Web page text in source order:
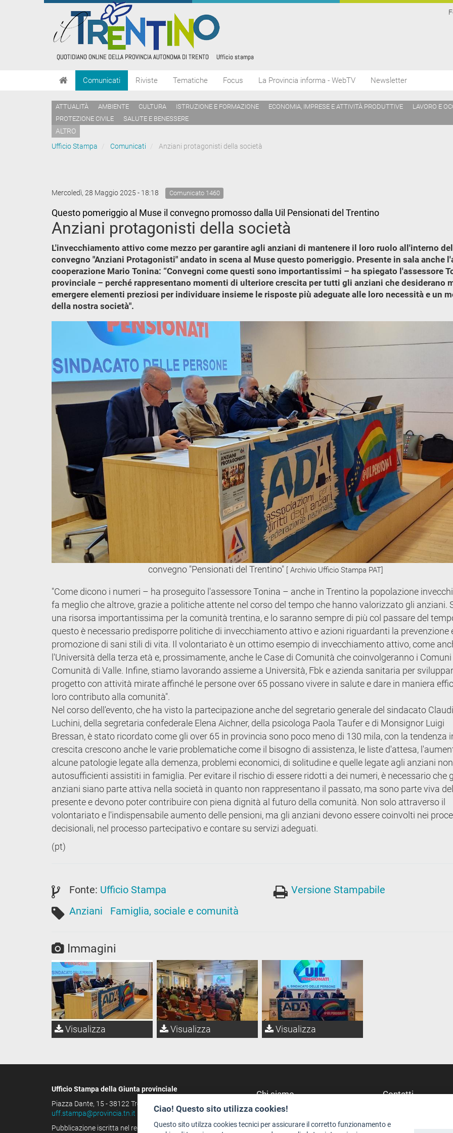
Comunicati Riviste Tematiche Focus La Provincia informa - WebTV Newsletter
ATTUALITÀ AMBIENTE CULTURA ISTRUZIONE E FORMAZIONE ECONOMIA, IMPRESE E ATTIVITÀ PRODUTTIVE
LAVORO E
PROTEZIONE CIVILE
SALUTE E BENESSERE
ALTRO
Ufficio Stampa
Comunicati Anziani protagonisti della società
Mercoledì, 28 Maggio 2025 - 18:18 Comunicato 1460
Questo pomeriggio al Muse il convegno promosso dalla Uil Pensionati del Trentino
Anziani protagonisti della società
L'invecchiamento attivo come mezzo per garantire agli anziani di mantenere il loro ruolo all'interno
convegno "Anziani Protagonisti" andato in scena al Muse questo pomeriggio. Presente in sala anche
cooperazione Mario Tonina: “Convegni come questi sono importantissimi – ha spiegato l'assessore
provinciale – perché rappresentano momenti di ulteriore crescita per tutti gli anziani che desiderano
emergere elementi preziosi per individuare insieme le risposte più adeguate alle loro necessità e un
della nostra società".
convegno "Pensionati del Trentino" [ Archivio Ufficio Stampa PAT]
"Come dicono i numeri – ha proseguito l'assessore Tonina – anche in Trentino la popolazione
fa meglio che altrove, grazie a politiche attente nel corso del tempo che hanno valorizzato gli anziani.
una risorsa importantissima per la comunità trentina, e lo saranno sempre di più col passare del
questo è necessario predisporre politiche di invecchiamento attivo e azioni riguardanti la prevenzione
promozione di sani stili di vita. Il volontariato è un ottimo esempio di invecchiamento attivo, come
l'Università della terza età e, prossimamente, anche le Case di Comunità che coinvolgeranno i Comuni
Comunità di Valle. Infine, stiamo lavorando assieme a Università, Fbk e azienda sanitaria per
progetto con attività mirate affinché le persone over 65 possano vivere in salute e dare in maniera
loro contributo alla comunità".
Nel corso dell'evento, che ha visto la partecipazione anche del segretario generale del sindacato
Luchini, della segretaria confederale Elena Aichner, della psicologa Paola Taufer e di Monsignor Luigi
Bressan, è stato ricordato come gli over 65 in provincia sono poco meno di 130 mila, con la tendenza
crescita crescono anche le varie problematiche come il bisogno di assistenza, le liste d'attesa,
alcune patologie legate alla demenza, problemi economici, di solitudine e quelle legate agli anziani non
autosufficienti assistiti in famiglia. Per evitare il rischio di essere ridotti a dei numeri, è necessario che
anziani siano parte attiva nella società in quanto non rappresentano il passato, ma sono parte viva del
presente e devono poter contribuire con piena dignità al futuro della comunità. Non solo attraverso il
volontariato e l'indispensabile aumento delle pensioni, ma gli anziani devono essere coinvolti nei
decisionali, nel processo partecipativo e contare su servizi adeguati.
(pt)
Fonte: Ufficio Stampa
Anziani
Famiglia, sociale e comunità
Versione Stampabile
Immagini
Visualizza Visualizza Visualizza
Ufficio Stampa della Giunta provinciale
Piazza Dante, 15 - 38122 Trento (IT)
uff.stampa@provincia.tn.it
Pubblicazione iscritta nel registro della stampa
Chi siamo
Redazione
Staff
Contatti
Struttura di
Ciao! Questo sito utilizza cookies!
Questo sito utilzza cookies tecnici per assicurare il corretto funzionamento e